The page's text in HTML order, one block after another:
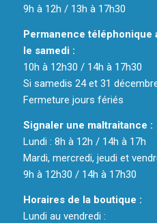
9h à 12h / 13h à 17h30
Permanence téléphonique
le samedi :
10h à 12h30 / 14h à 17h30
Si samedis 24 et 31
Fermeture jours fériés
Signaler une maltraitance :
Lundi : 8h à 12h / 14h à 17h
Mardi, mercredi, jeudi et
9h à 12h30 / 14h à 17h30
Horaires de la boutique :
Lundi au vendredi :